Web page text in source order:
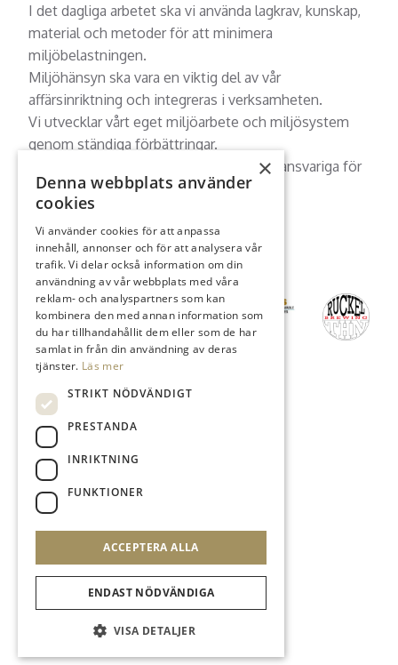
I det dagliga arbetet ska vi använda lagkrav, kunskap,
material och metoder för att minimera
miljöbelastningen.
Miljöhänsyn ska vara en viktig del av vår
affärsinriktning och integreras i verksamheten.
Vi utvecklar vårt eget miljöarbete och miljösystem
genom ständiga förbättringar.
Alla medarbetare är i sitt dagliga arbete ansvariga för
att miljöpolicyn följs.
Våra engagemang
Copyright © 2024 STING AB
×
Denna webbplats använder
cookies
Vi använder cookies för att anpassa
innehåll, annonser och för att analysera vår
trafik. Vi delar också information om din
användning av vår webbplats med våra
reklam- och analyspartners som kan
kombinera den med annan information som
du har tillhandahållit dem eller som de har
samlat in från din användning av deras
tjänster. Läs mer
STRIKT NÖDVÄNDIGT
PRESTANDA
INRIKTNING
FUNKTIONER
ACCEPTERA ALLA
ENDAST NÖDVÄNDIGA
VISA DETALJER